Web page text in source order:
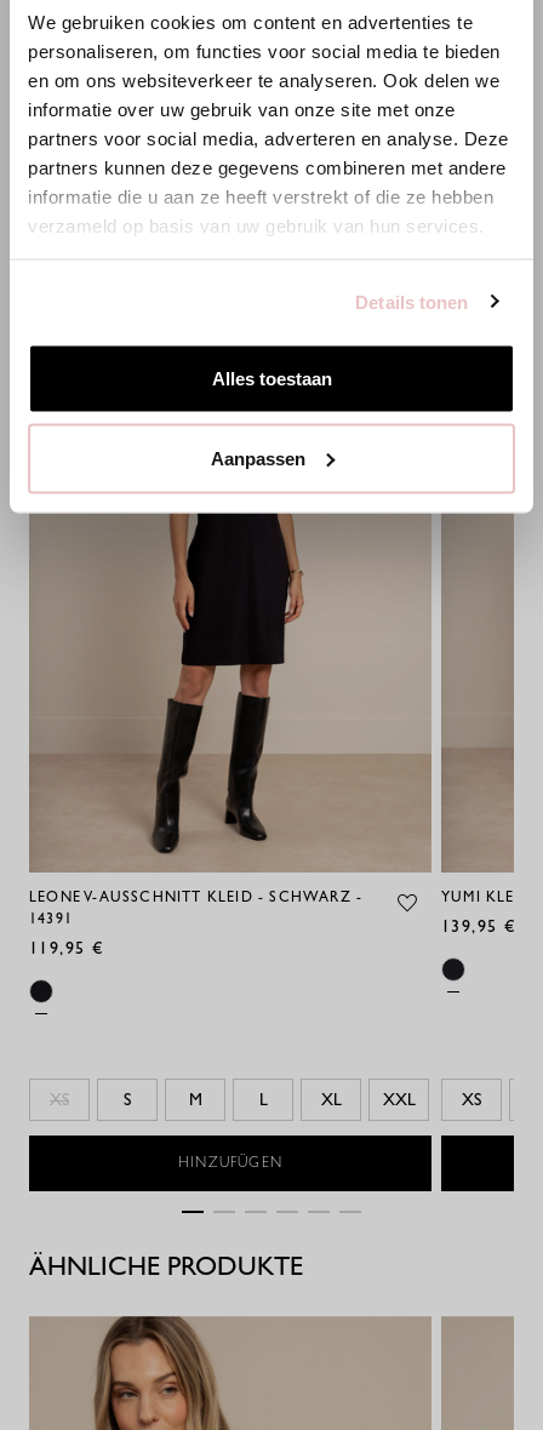
We gebruiken cookies om content en advertenties te
personaliseren, om functies voor social media te bieden
en om ons websiteverkeer te analyseren. Ook delen we
informatie over uw gebruik van onze site met onze
partners voor social media, adverteren en analyse. Deze
partners kunnen deze gegevens combineren met andere
informatie die u aan ze heeft verstrekt of die ze hebben
verzameld op basis van uw gebruik van hun services.
Details tonen
Alles toestaan
Aanpassen
XXS XS S M L XL XXL 3XL
HINZUFÜGEN
XS
PASSENDE PRODUKTE
LEONE V-AUSSCHNITT KLEID - SCHWARZ -
14391
119,95 €
XS S M L XL XXL
HINZUFÜGEN
YUMI KLEID
139,95 €
XS
ÄHNLICHE PRODUKTE
ANNELOES
Es scheint, dass du uns von einem anderen Land aus
Bist du am richtigen Ort?
Zur niederländischen Seite wechseln